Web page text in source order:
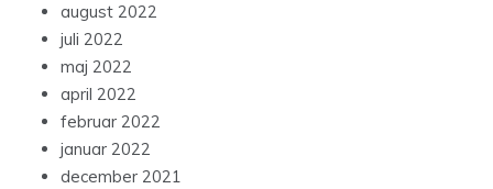
august 2022
juli 2022
maj 2022
april 2022
februar 2022
januar 2022
december 2021